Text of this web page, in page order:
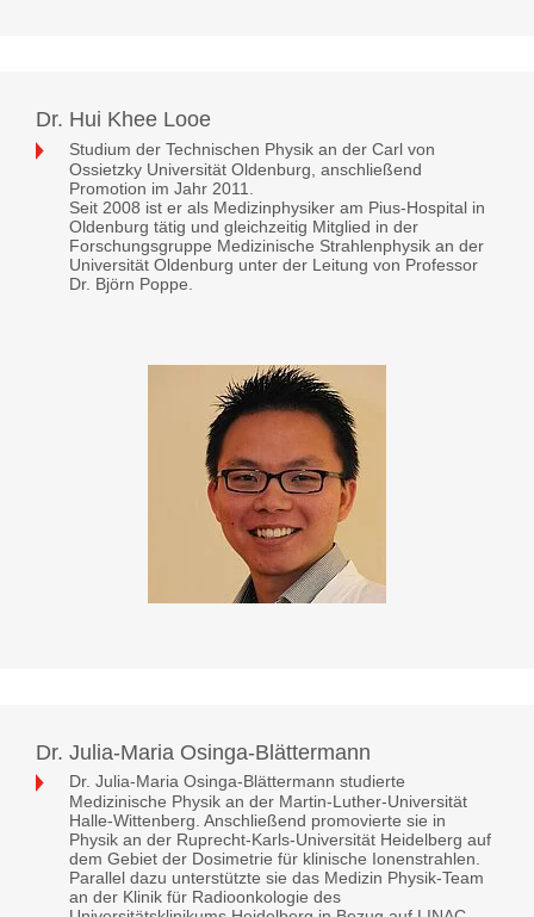
Dr. Hui Khee Looe
Studium der Technischen Physik an der Carl von
Ossietzky Universität Oldenburg, anschließend
Promotion im Jahr 2011.
Seit 2008 ist er als Medizinphysiker am Pius-Hospital in
Oldenburg tätig und gleichzeitig Mitglied in der
Forschungsgruppe Medizinische Strahlenphysik an der
Universität Oldenburg unter der Leitung von Professor
Dr. Björn Poppe.
Dr. Julia-Maria Osinga-Blättermann
Dr. Julia-Maria Osinga-Blättermann studierte
Medizinische Physik an der Martin-Luther-Universität
Halle-Wittenberg. Anschließend promovierte sie in
Physik an der Ruprecht-Karls-Universität Heidelberg auf
dem Gebiet der Dosimetrie für klinische Ionenstrahlen.
Parallel dazu unterstützte sie das Medizin Physik-Team
an der Klinik für Radioonkologie des